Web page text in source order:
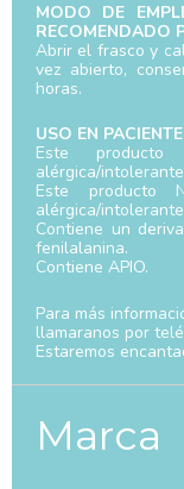
MODO DE
RECOMENDADO
Abrir el frasco y
vez abierto,
horas.
USO EN
Este
alérgica/
Este producto
alérgica/
Contiene un
fenilalanina.
Contiene APIO.
Para más
llamaranos por
Estaremos
Marca